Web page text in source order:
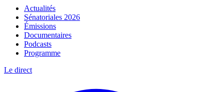
Actualités
Sénatoriales 2026
Émissions
Documentaires
Podcasts
Programme
Le direct